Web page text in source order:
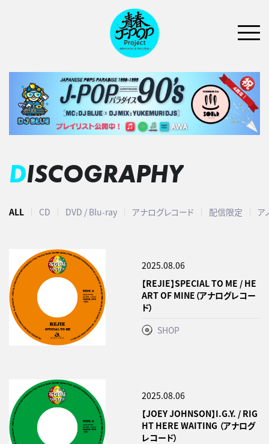
DISCOGRAPHY
ALL CD DVD / Blu-ray アナログレコード 配信限定 ア
2025.08.06
【REJIE】SPECIAL TO ME / HE
ART OF MINE（アナログレコー
ド）
SHOP
2025.08.06
【JOEY JOHNSON】I.G.Y. / RIG
HT HERE WAITING （アナログ
レコード）